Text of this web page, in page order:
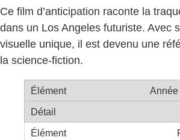
Ce film d’anticipation raconte la
dans un Los Angeles futuriste. Avec
visuelle unique, il est devenu une
la science-fiction.
Année